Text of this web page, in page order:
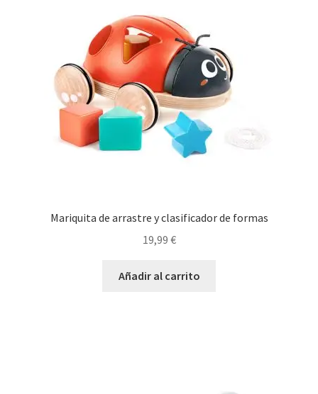
Mariquita de arrastre y clasificador de formas
19,99 €
Añadir al carrito